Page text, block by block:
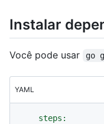
Instalar
Você pode usar go
YAML
steps: